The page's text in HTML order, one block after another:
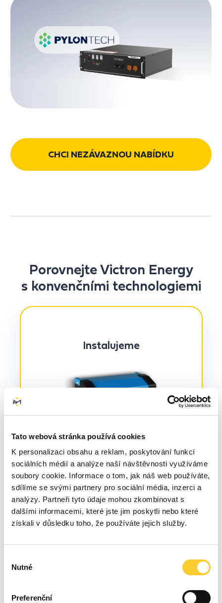
Tato webová stránka používá cookies
K personalizaci obsahu a reklam, poskytování funkcí
sociálních médií a analýze naší návštěvnosti využíváme
soubory cookie. Informace o tom, jak náš web používáte,
sdílíme se svými partnery pro sociální média, inzerci a
analýzy. Partneři tyto údaje mohou zkombinovat s
dalšími informacemi, které jste jim poskytli nebo které
získali v důsledku toho, že používáte jejich služby.
souhlasu
Nutné
Preferenční
CHCI NEZÁVAZNOU NABÍDKU
Porovnejte Victron Energy
s konvenčními technologiemi
Instalujeme